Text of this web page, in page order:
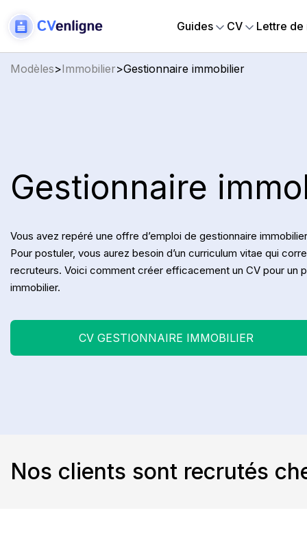
Guides CV Lettre de
Modèles>Immobilier>Gestionnaire immobilier
Gestionnaire
Vous avez repéré une offre d’emploi de gestionnaire
Pour postuler, vous aurez besoin d’un curriculum vitae qui
recruteurs. Voici comment créer efficacement un CV pour un
immobilier.
CV GESTIONNAIRE IMMOBILIER
Nos clients sont recrutés